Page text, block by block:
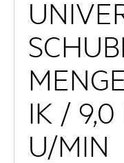
IK /
U/MIN